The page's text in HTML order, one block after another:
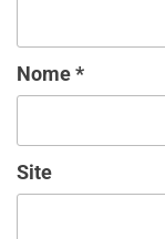
Nome*
Site